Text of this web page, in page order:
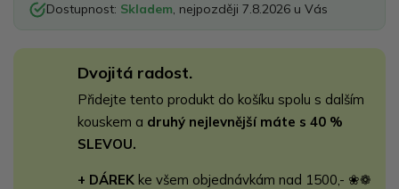
Dostupnost: Skladem, nejpozději 7.8.2026 u Vás
Dvojitá radost.
Přidejte tento produkt do košíku spolu s dalším
kouskem a druhý nejlevnější máte s 40 %
SLEVOU.
+ DÁREK ke všem objednávkám nad 1500,- ❀❁